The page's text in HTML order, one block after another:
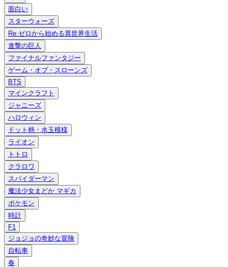
面白い
スターウォーズ
Re:ゼロから始める異世界生活
進撃の巨人
ファイナルファンタジー
ゲーム・オブ・スローンズ
BTS
マインクラフト
ジャニーズ
ハロウィン
ドット柄・水玉模様
ライオン
トトロ
クラロワ
スパイダーマン
魔法少女まどか マギカ
ポケモン
時計
F1
ジョジョの奇妙な冒険
自転車
春